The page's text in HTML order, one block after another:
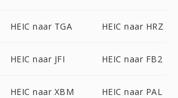
HEIC naar TGA HEIC naar HRZ
HEIC naar JFI HEIC naar FB2
HEIC naar XBM HEIC naar PAL